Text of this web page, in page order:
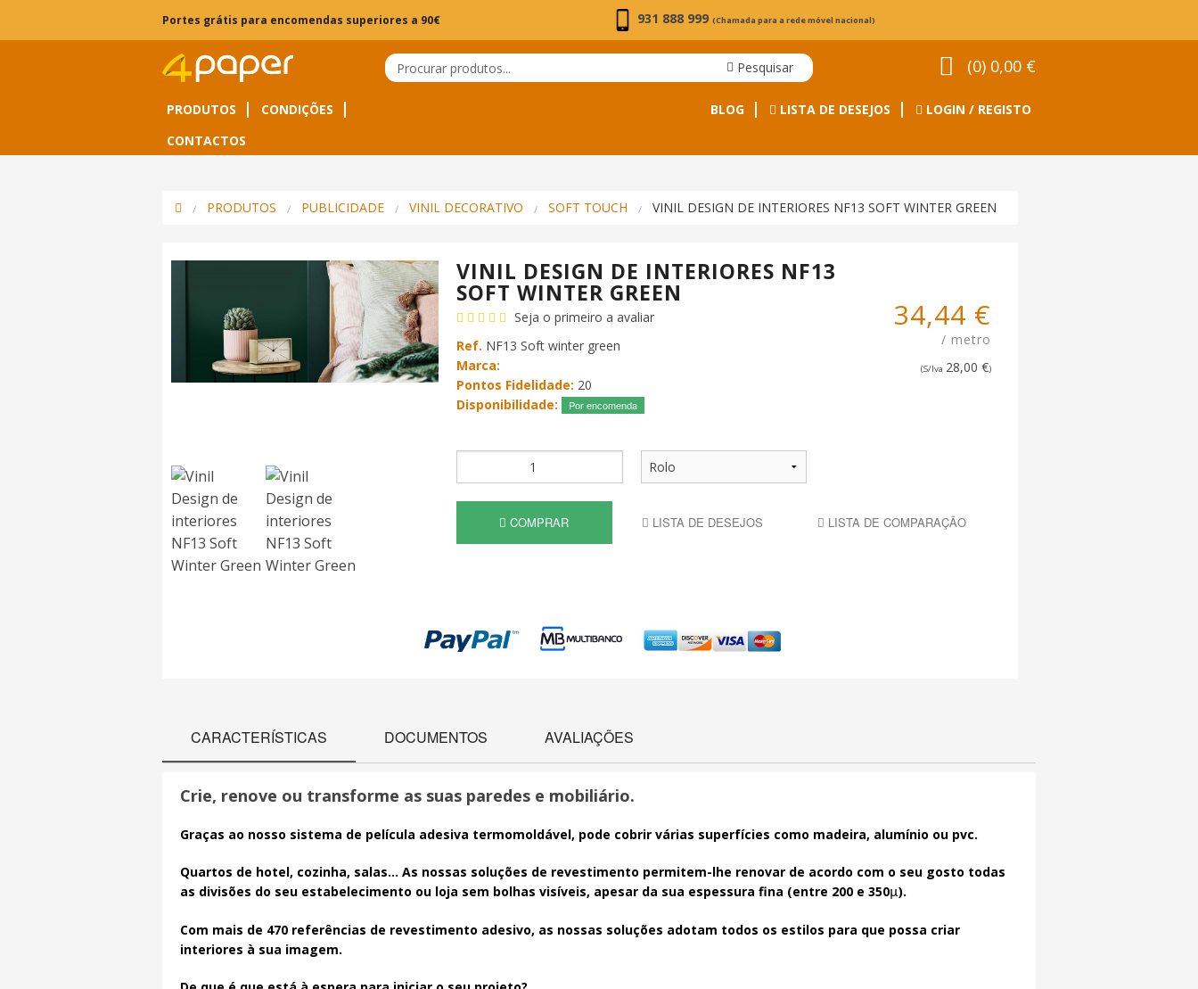
Portes grátis para encomendas superiores a 90€ 931 888 999 (Chamada para a rede móvel nacional)
(0) 0,00 €
Pesquisar
PRODUTOS
CONDIÇÕES
CONTACTOS
BLOG LISTA DE DESEJOS LOGIN / REGISTO
PRODUTOS PUBLICIDADE VINIL DECORATIVO SOFT TOUCH VINIL DESIGN DE INTERIORES NF13 SOFT WINTER GREEN
VINIL DESIGN DE INTERIORES NF13
SOFT WINTER GREEN
Seja o primeiro a avaliar
Ref. NF13 Soft winter green
Marca:
Pontos Fidelidade: 20
Disponibilidade:
Por encomenda
34,44 €
/ metro
(S/Iva 28,00 €)
COMPRAR LISTA DE DESEJOS LISTA DE COMPARAÇÃO
CARACTERÍSTICAS DOCUMENTOS AVALIAÇÕES
Crie, renove ou transforme as suas paredes e mobiliário.
Graças ao nosso sistema de película adesiva termomoldável, pode cobrir várias superfícies como madeira, alumínio ou pvc.
Quartos de hotel, cozinha, salas... As nossas soluções de revestimento permitem-lhe renovar de acordo com o seu gosto todas
as divisões do seu estabelecimento ou loja sem bolhas visíveis, apesar da sua espessura fina (entre 200 e 350µ).
Com mais de 470 referências de revestimento adesivo, as nossas soluções adotam todos os estilos para que possa criar
interiores à sua imagem.